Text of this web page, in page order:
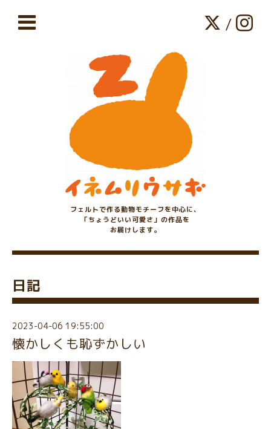
/
フェルトで作る動物モチーフを中心に、
「ちょうどいい可愛さ」の作品を
お届けします。
日記
2023-04-06 19:55:00
懐かしくも恥ずかしい